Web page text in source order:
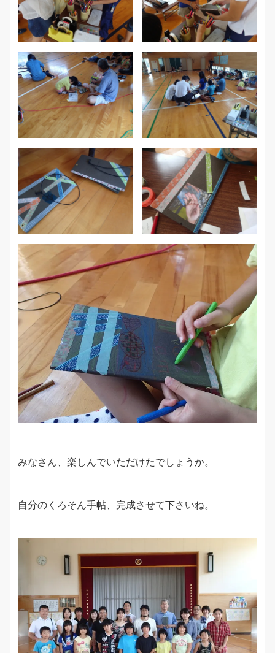
みなさん、楽しんでいただけたでしょうか。
自分のくろそん手帖、完成させて下さいね。